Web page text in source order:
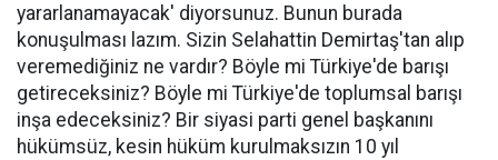
yararlanamayacak' diyorsunuz. Bunun burada
konuşulması lazım. Sizin Selahattin Demirtaş'tan alıp
veremediğiniz ne vardır? Böyle mi Türkiye'de barışı
getireceksiniz? Böyle mi Türkiye'de toplumsal barışı
inşa edeceksiniz? Bir siyasi parti genel başkanını
hükümsüz, kesin hüküm kurulmaksızın 10 yıl